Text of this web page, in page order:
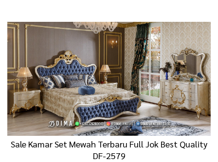
Sale Kamar Set Mewah Terbaru Full Jok Best Quality
DF-2579